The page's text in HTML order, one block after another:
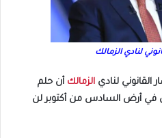
لنادي الزمالك
لنادي الزمالك أن حلم
في أرض السادس من أكتوبر لن